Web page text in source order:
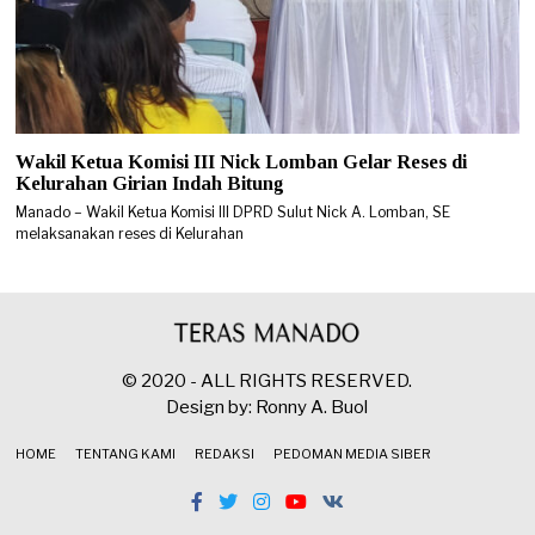
Wakil Ketua Komisi III Nick Lomban Gelar Reses di
Kelurahan Girian Indah Bitung
Manado – Wakil Ketua Komisi III DPRD Sulut Nick A. Lomban, SE
melaksanakan reses di Kelurahan
© 2020 - ALL RIGHTS RESERVED.
Design by: Ronny A. Buol
HOME TENTANG KAMI REDAKSI PEDOMAN MEDIA SIBER